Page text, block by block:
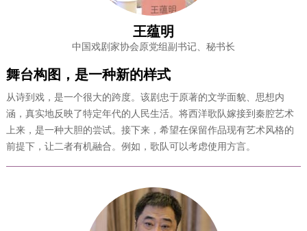
王蕴明
中国戏剧家协会原党组副书记、秘书长
舞台构图，是一种新的样式
从诗到戏，是一个很大的跨度。该剧忠于原著的文学面貌、思想内
涵，真实地反映了特定年代的人民生活。将西洋歌队嫁接到秦腔艺术
上来，是一种大胆的尝试。接下来，希望在保留作品现有艺术风格的
前提下，让二者有机融合。例如，歌队可以考虑使用方言。